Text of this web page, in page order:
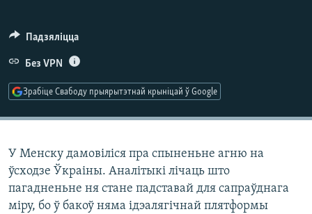
КАЛЯНДАР
НА ХВАЛЯХ СВАБОДЫ
Падзяліцца
Без VPN
Зрабіце Свабоду прыярытэтнай крыніцай ў Google
У Менску дамовіліся пра спыненьне агню на
ўсходзе Ўкраіны. Аналітыкі лічаць што
пагадненьне ня стане падставай для сапраўднага
міру, бо ў бакоў няма ідэалягічнай плятформы